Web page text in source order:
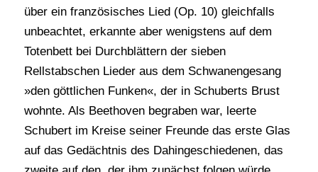
über ein französisches Lied (Op. 10) gleichfalls
unbeachtet, erkannte aber wenigstens auf dem
Totenbett bei Durchblättern der sieben
Rellstabschen Lieder aus dem Schwanengesang
»den göttlichen Funken«, der in Schuberts Brust
wohnte. Als Beethoven begraben war, leerte
Schubert im Kreise seiner Freunde das erste Glas
auf das Gedächtnis des Dahingeschiedenen, das